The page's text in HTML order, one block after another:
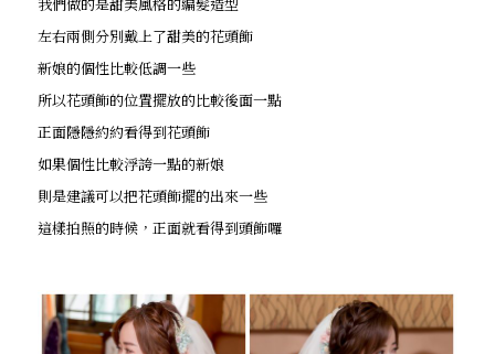
左右兩側分別戴上了甜美的花頭飾
新娘的個性比較低調一些
所以花頭飾的位置擺放的比較後面一點
正面隱隱約約看得到花頭飾
如果個性比較浮誇一點的新娘
則是建議可以把花頭飾擺的出來一些
這樣拍照的時候，正面就看得到頭飾囉